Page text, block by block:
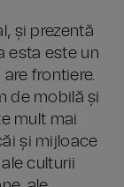
și prezentă
esta este un
frontiere.
de mobilă și
mult mai
și mijloace
culturii